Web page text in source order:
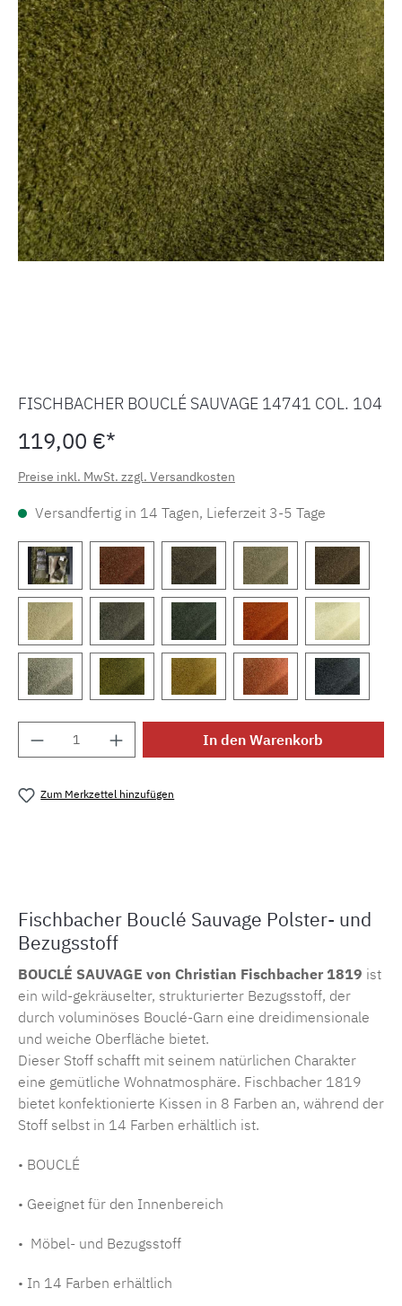
FISCHBACHER BOUCLÉ SAUVAGE 14741 COL. 104
119,00 €*
Preise inkl. MwSt. zzgl. Versandkosten
Versandfertig in 14 Tagen, Lieferzeit 3-5 Tage
Produkt Anzahl: Gib den gewünschten
In den Warenkorb
Zum Merkzettel hinzufügen
Fischbacher Bouclé Sauvage Polster- und
Bezugsstoff
BOUCLÉ SAUVAGE von Christian Fischbacher 1819 ist
ein wild-gekräuselter, strukturierter Bezugsstoff, der
durch voluminöses Bouclé-Garn eine dreidimensionale
und weiche Oberfläche bietet.
Dieser Stoff schafft mit seinem natürlichen Charakter
eine gemütliche Wohnatmosphäre. Fischbacher 1819
bietet konfektionierte Kissen in 8 Farben an, während der
Stoff selbst in 14 Farben erhältlich ist.
• BOUCLÉ
• Geeignet für den Innenbereich
• Möbel- und Bezugsstoff
• In 14 Farben erhältlich